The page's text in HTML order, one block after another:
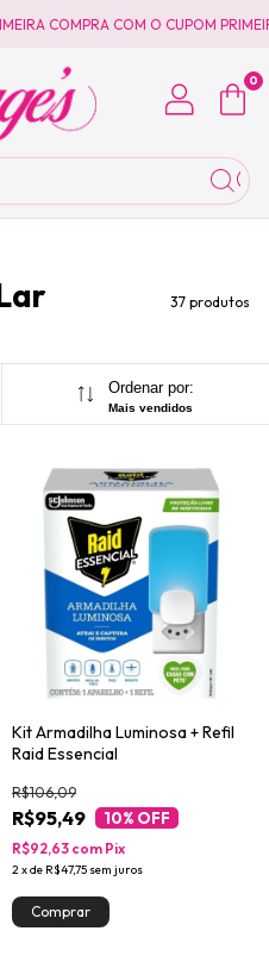
COM O CUPOM PRIMEIRACOMPRA
0
37 produtos
Ordenar por:
Mais vendidos
Kit Armadilha Luminosa + Refil
Raid Essencial
R$95,49
R$106,09
10% OFF
2xde R$47,75 sem juros
R$92,63 com Pix